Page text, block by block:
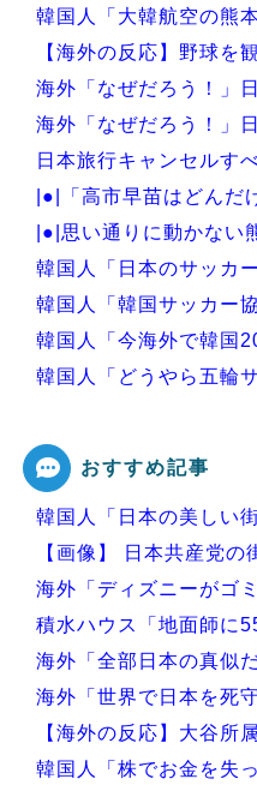
韓国人「大韓航空の熊
【海外の反応】野球を
海外「なぜだろう！」
海外「なぜだろう！」
日本旅行キャンセルす
|●|「高市早苗はどんだ
|●|思い通りに動かない
韓国人「日本のサッカ
韓国人「韓国サッカー
韓国人「今海外で韓国
韓国人「どうやら五輪
Powered by livedoor 相
おすすめ記事
韓国人「日本の美しい
【画像】 日本共産党の
海外「ディズニーがゴ
積水ハウス「地面師に
海外「全部日本の真似
海外「世界で日本を死
【海外の反応】大谷所
韓国人「株でお金を失